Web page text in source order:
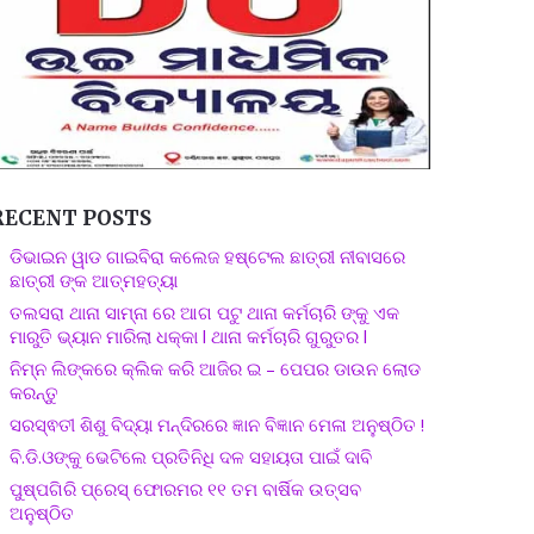
POSTS
ଡିଭାଇନ ୱାଡ ଗାଇବିରା କଲେଜ ହଷ୍ଟେଲ ଛାତ୍ରୀ ନୀବାସରେ
ଛାତ୍ରୀ ଙ୍କ ଆତ୍ମହତ୍ୟା
ତଲସରା ଥାନା ସାମ୍ନା ରେ ଆଗ ପଟୁ ଥାନା କର୍ମଚାରି ଙ୍କୁ ଏକ
ମାରୁତି ଭ୍ୟାନ ମାରିଲା ଧକ୍କା l ଥାନା କର୍ମଚାରି ଗୁରୁତର l
ନିମ୍ନ ଲିଙ୍କରେ କ୍ଲିକ କରି ଆଜିର ଇ – ପେପର ଡାଉନ ଲୋଡ
କରନ୍ତୁ
ସରସ୍ଵତୀ ଶିଶୁ ବିଦ୍ୟା ମନ୍ଦିରରେ ଜ୍ଞାନ ବିଜ୍ଞାନ ମେଳା ଅନୁଷ୍ଠିତ !
ବି.ଡି.ଓଙ୍କୁ ଭେଟିଲେ ପ୍ରତିନିଧି ଦଳ ସହାୟତା ପାଇଁ ଦାବି
ପୁଷ୍ପଗିରି ପ୍ରେସ୍ ଫୋରମର ୧୧ ତମ ବାର୍ଷିକ ଉତ୍ସବ
ଅନୁଷ୍ଠିତ